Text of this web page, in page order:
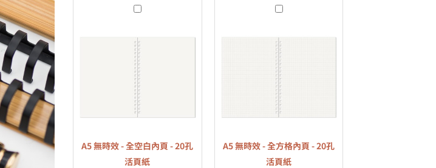
A5
時
效
-
全
空
白
頁
A5 無時效 - 全空白內頁 - 20孔
活頁紙
A5
時
效
-
全
方
格
頁
A5 無時效 - 全方格內頁 - 20孔
活頁紙